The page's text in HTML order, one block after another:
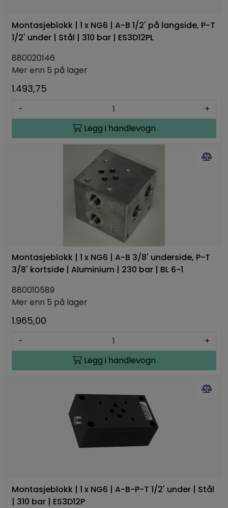
Montasjeblokk | 1 x NG6 | A-B 1/2' på langside, P-T
1/2' under | Stål | 310 bar | ES3D12PL
880020146
Mer enn 5 på lager
1.493,75
-
+
Legg i handlevogn
Montasjeblokk | 1 x NG6 | A-B 3/8' underside, P-T
3/8' kortside | Aluminium | 230 bar | BL 6-1
880010589
Mer enn 5 på lager
1.965,00
-
+
Legg i handlevogn
Montasjeblokk | 1 x NG6 | A-B-P-T 1/2' under | Stål
| 310 bar | ES3D12P